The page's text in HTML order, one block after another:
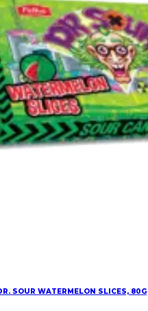
SOUR WATERMELON SLICES, 80G